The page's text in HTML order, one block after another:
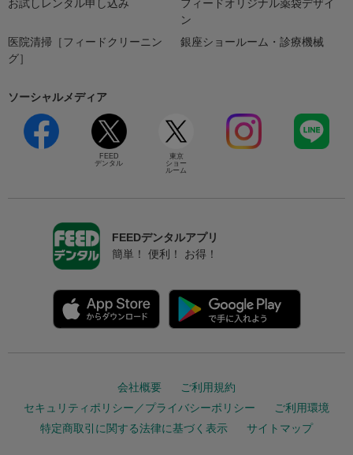
お試しレンタル申し込み
フィードオリジナル薬袋デザイ
ン
医院清掃［フィードクリーニン
グ］
銀座ショールーム・診療機械
ソーシャルメディア
FEED
デンタル
東京
ショー
ルーム
FEEDデンタルアプリ
簡単！ 便利！ お得！
会社概要
ご利用規約
セキュリティポリシー／プライバシーポリシー
ご利用環境
特定商取引に関する法律に基づく表示
サイトマップ